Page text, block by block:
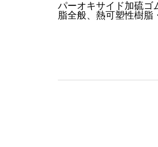
パーオキサイド加硫ゴ
脂全般、熱可塑性樹脂